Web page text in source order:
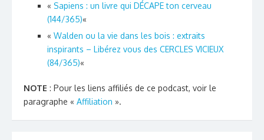
« Sapiens : un livre qui DÉCAPE ton cerveau
(144/365)«
« Walden ou la vie dans les bois : extraits
inspirants – Libérez vous des CERCLES VICIEUX
(84/365)«
NOTE : Pour les liens affiliés de ce podcast, voir le
paragraphe « Affiliation ».